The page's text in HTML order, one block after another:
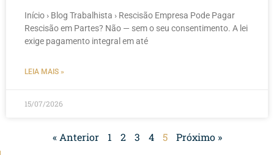
Início › Blog Trabalhista › Rescisão Empresa Pode Pagar
Rescisão em Partes? Não — sem o seu consentimento. A lei
exige pagamento integral em até
LEIA MAIS »
15/07/2026
« Anterior 1 2 3 4 5 Próximo »